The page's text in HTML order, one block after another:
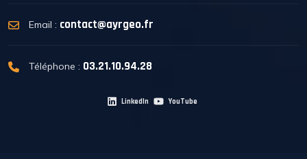
Email : contact@ayrgeo.fr
Téléphone : 03.21.10.94.28
LinkedIn YouTube